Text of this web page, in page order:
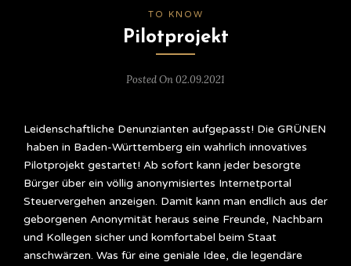
TO KNOW
Pilotprojekt
Posted On 02.09.2021
Leidenschaftliche Denunzianten aufgepasst! Die GRÜNEN
haben in Baden-Württemberg ein wahrlich innovatives
Pilotprojekt gestartet! Ab sofort kann jeder besorgte
Bürger über ein völlig anonymisiertes Internetportal
Steuervergehen anzeigen. Damit kann man endlich aus der
geborgenen Anonymität heraus seine Freunde, Nachbarn
und Kollegen sicher und komfortabel beim Staat
anschwärzen. Was für eine geniale Idee, die legendäre